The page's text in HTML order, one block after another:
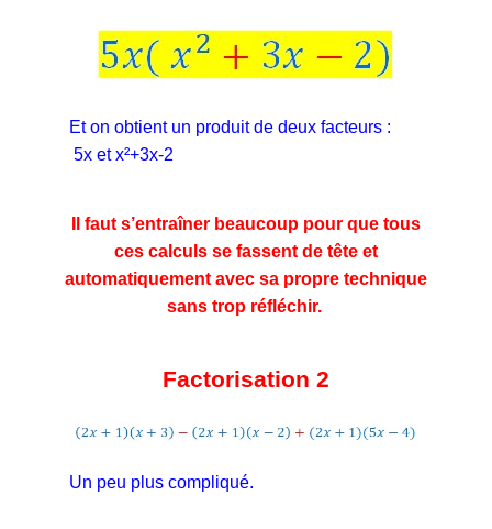
Et on obtient un produit de deux facteurs :
5x et x²+3x-2
Il faut s’entraîner beaucoup pour que tous
ces calculs se fassent de tête et
automatiquement avec sa propre technique
sans trop réfléchir.
Factorisation 2
Un peu plus compliqué.